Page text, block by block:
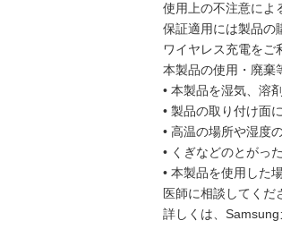
使用上の不注意によ
保証適用には製品の
ワイヤレス充電をご
本製品の使用・廃棄
• 本製品を湿気、溶
• 製品の取り付け面
• 高温の場所や湿度
• くぎなどのとがっ
• 本製品を使用した
医師に相談してくだ
詳しくは、Samsung